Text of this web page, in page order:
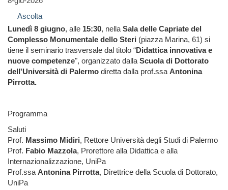
Ascolta
Lunedì 8 giugno, alle 15:30, nellaSala delle Capriate del
Complesso Monumentale dello Steri (piazza Marina, 61) si
tiene il seminario trasversale dal titolo “Didattica innovativa e
nuove competenze", organizzato dallaScuola di Dottorato
dell'Università di Palermo diretta dalla prof.ssaAntonina
Pirrotta.
Programma
Saluti
Prof. Massimo Midiri, Rettore Università degli Studi di Palermo
Prof. Fabio Mazzola, Prorettore alla Didattica e alla
Internazionalizzazione, UniPa
Prof.ssaAntonina Pirrotta, Direttrice della Scuola di Dottorato,
UniPa